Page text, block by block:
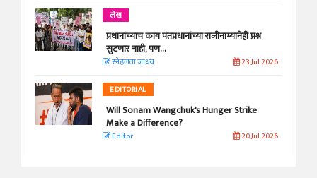
लेख
प्रधानांच्याच काय पंतप्रधानांच्या राजीनाम्यानेही प्रश्न
सुटणार नाही, पण...
स्नेहलता जाधव 23 Jul 2026
EDITORIAL
Will Sonam Wangchuk's Hunger Strike
Make a Difference?
Editor 20 Jul 2026